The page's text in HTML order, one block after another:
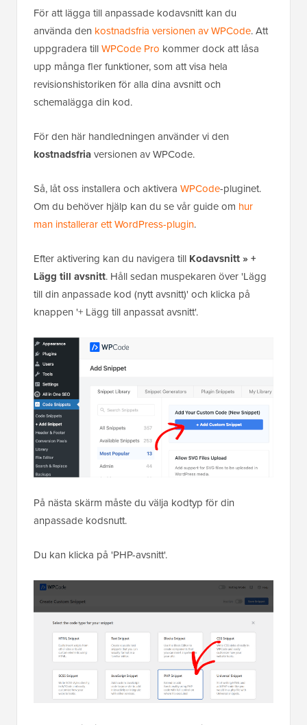
För att lägga till anpassade kodavsnitt kan du
använda den kostnadsfria versionen av WPCode. Att
uppgradera tillWPCode Pro kommer dock att låsa
upp många fler funktioner, som att visa hela
revisionshistoriken för alla dina avsnitt och
schemalägga din kod.
För den här handledningen använder vi den
kostnadsfriaversionen av WPCode.
Så, låt oss installera och aktivera WPCode-pluginet.
Om du behöver hjälp kan du se vår guide om hur
man installerar ett WordPress-plugin.
Efter aktivering kan du navigera till Kodavsnitt » +
Lägg till avsnitt. Håll sedan muspekaren över 'Lägg
till din anpassade kod (nytt avsnitt)' och klicka på
knappen '+ Lägg till anpassat avsnitt'.
På nästa skärm måste du välja kodtyp för din
anpassade kodsnutt.
Du kan klicka på 'PHP-avsnitt'.